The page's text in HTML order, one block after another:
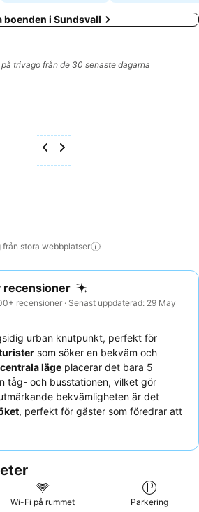
boenden i Sundsvall
trivago från de 30 senaste dagarna
från stora webbplatser
recensioner
recensioner · Senast uppdaterad: 29 May
urban knutpunkt, perfekt för
som söker en bekväm och
centrala läge placerar det bara 5
tåg- och busstationen, vilket gör
bekvämligheten är det
, perfekt för gäster som föredrar att
berömmer gästerna
För en tystare upplevelse, överväg att
bort från gatan för att minimera buller
Wi-Fi på rummet Parkering